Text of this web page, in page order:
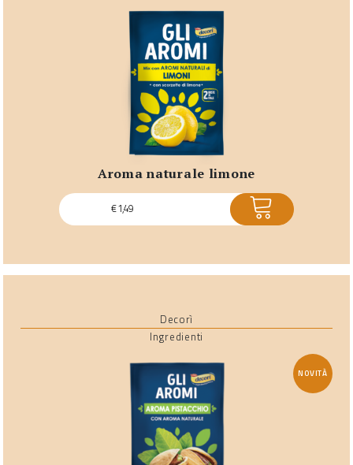
aroma naturale limone
€1,49 ACQUISTA
Decorì
Ingredienti
NOVITÀ